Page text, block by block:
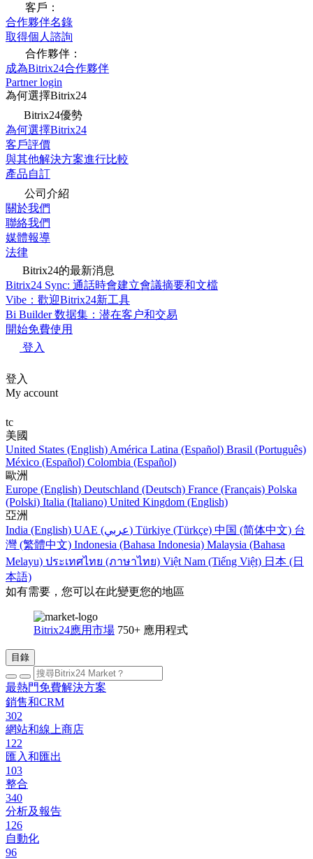
客戶：
合作夥伴名錄
取得個人諮詢
合作夥伴：
成為Bitrix24合作夥伴
Partner login
為何選擇Bitrix24
Bitrix24優勢
為何選擇Bitrix24
客戶評價
與其他解決方案進行比較
產品自訂
公司介紹
關於我們
聯絡我們
媒體報導
法律
Bitrix24的最新消息
Bitrix24 Sync: 通話時會建立會議摘要和文檔
Vibe：歡迎Bitrix24新工具
Bi Builder 数据集：潜在客户和交易
開始免費使用
登入
登入
My account
tc
美國
United States (English) América Latina (Español) Brasil (Português)
México (Español) Colombia (Español)
歐洲
Europe (English) Deutschland (Deutsch) France (Français) Polska
(Polski) Italia (Italiano) United Kingdom (English)
亞洲
India (English)
UAE (عربي) Türkiye (Türkçe) 中国 (简体中文) 台
灣 (繁體中文) Indonesia (Bahasa Indonesia) Malaysia (Bahasa
Melayu) ประเทศไทย (ภาษาไทย) Việt Nam (Tiếng Việt) 日本 (日
本語)
如有需要，您可以在此變更您的地區
Bitrix24應用市場 750+ 應用程式
目錄
最熱門免費解決方案
銷售和CRM
302
網站和線上商店
122
匯入和匯出
103
整合
340
分析及報告
126
自動化
96